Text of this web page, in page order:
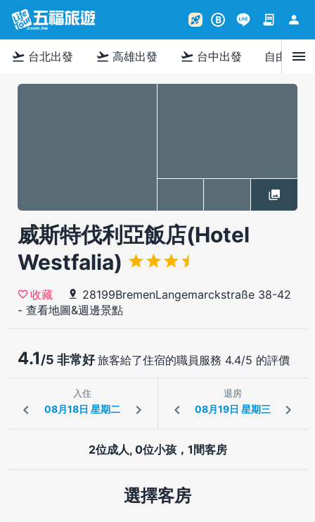
rocket_launch B contract person
flight_takeoff 台北出發 flight_takeoff 高雄出發 flight_takeoff 台中出發 自由行menu
威斯特伐利亞飯店(Hotel
Westfalia)
收藏
28199BremenLangemarckstraße 38-42
- 查看地圖&週邊景點
4.1/5 非常好旅客給了住宿的職員服務 4.4/5 的評價
入住 退房
2位成人, 0位小孩，1間客房
選擇客房